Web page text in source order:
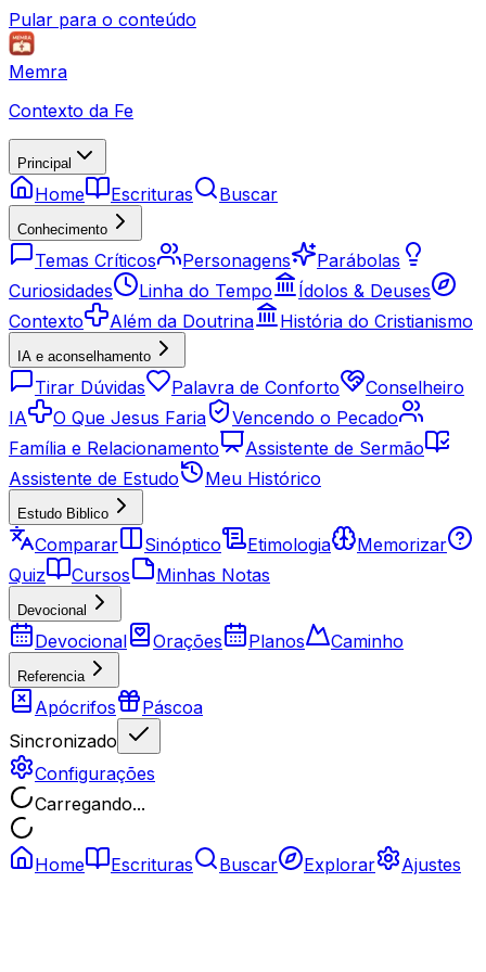
Pular para o conteúdo
Memra
Contexto da Fe
Principal
Home Escrituras Buscar
Conhecimento
Temas Críticos Personagens
Parábolas
Curiosidades
Linha do Tempo
Ídolos & Deuses
Contexto
Além da Doutrina História do Cristianismo
IA e aconselhamento
Tirar Dúvidas Palavra de Conforto
Conselheiro
IA
O Que Jesus Faria
Vencendo o Pecado
Família e Relacionamento
Assistente de Sermão
Assistente de Estudo
Meu Histórico
Estudo Biblico
Comparar Sinóptico Etimologia
Memorizar
Quiz
Cursos Minhas Notas
Devocional
Devocional Orações Planos Caminho
Referencia
Apócrifos
Páscoa
Sincronizado
Configurações
Carregando...
Home Escrituras Buscar Explorar Ajustes